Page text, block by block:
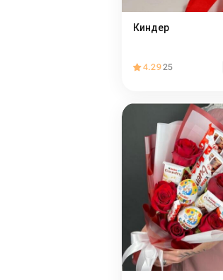
Киндер
4.2925